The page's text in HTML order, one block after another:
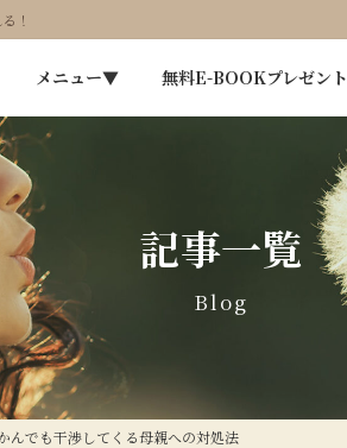
！
メニュー▼ 無料E-BOOKプレゼント
記事一覧
Blog
んでも干渉してくる母親への対処法